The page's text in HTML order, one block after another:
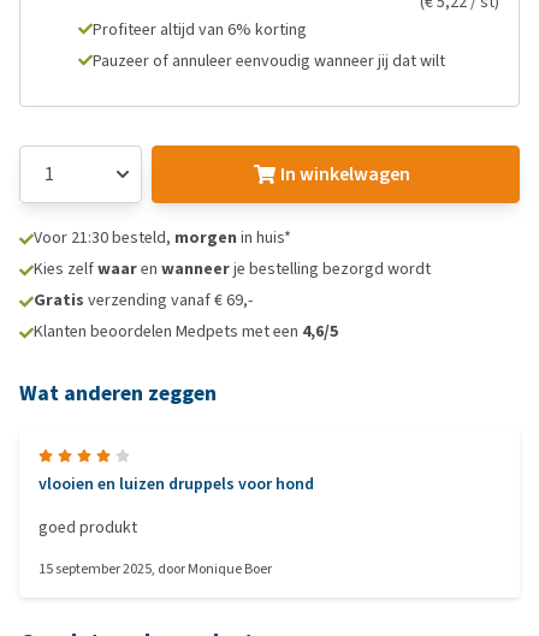
Profiteer altijd van 6% korting
Pauzeer of annuleer eenvoudig wanneer jij dat wilt
In winkelwagen
Voor 21:30 besteld, morgen in huis*
Kies zelfwaaren wanneerje bestelling bezorgd wordt
Gratis verzending vanaf € 69,-
Klanten beoordelen Medpets met een 4,6/5
Wat anderen zeggen
vlooien en luizen druppels voor hond
goed produkt
15 september 2025, doorMonique Boer